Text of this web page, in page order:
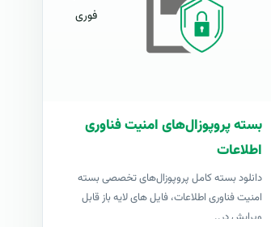
فوری
بسته پروپوزال‌های امنیت فناوری
اطلاعات
دانلود بسته کامل پروپوزال‌های تخصصی بسته
امنیت فناوری اطلاعات، فایل های لایه باز قابل
ویرایش در..